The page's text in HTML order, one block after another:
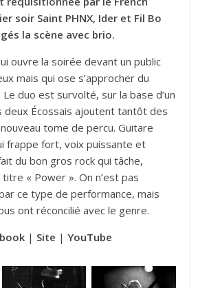
soir Saint PHNX, Ider et Fil Bo
la scène avec brio.
ouvre la soirée devant un public
mais qui ose s’approcher du
duo est survolté, sur la base d’un
Écossais ajoutent tantôt des
tome de percu. Guitare
frappe fort, voix puissante et
du bon gros rock qui tâche,
« Power ». On n’est pas
ce type de performance, mais
ont réconcilié avec le genre.
| Site | YouTube